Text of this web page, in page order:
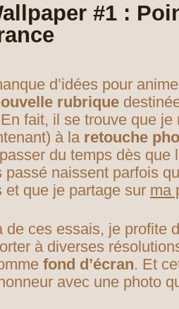
#1 :
d’idées pour
rubrique
fait, il se trouve que
à la retouche
du temps dès que
passé naissent parfois
et que je partage sur ma
de ces essais, je profite
à diverses
fond d’écran. Et
avec une photo